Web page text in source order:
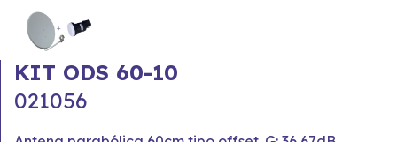
KIT ODS 60-10
021056